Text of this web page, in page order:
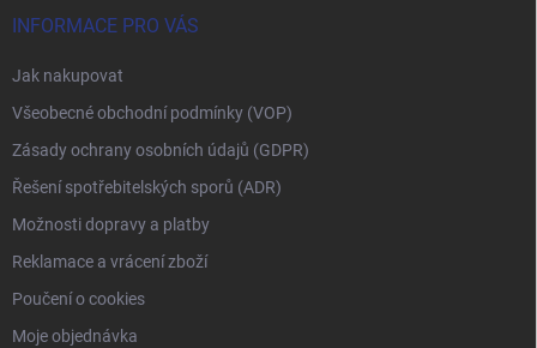
INFORMACE PRO VÁS
Jak nakupovat
Všeobecné obchodní podmínky (VOP)
Zásady ochrany osobních údajů (GDPR)
Řešení spotřebitelských sporů (ADR)
Možnosti dopravy a platby
Reklamace a vrácení zboží
Poučení o cookies
Moje objednávka